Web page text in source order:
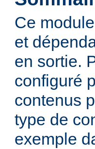
Ce
et
en sortie.
configuré
contenus
type de
exemple